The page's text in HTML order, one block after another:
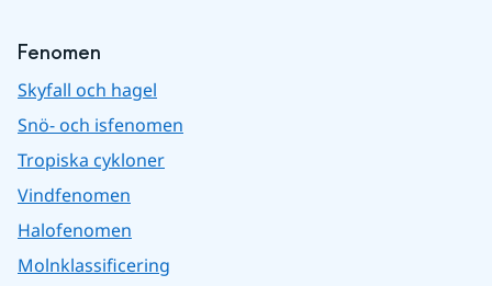
Fenomen
Skyfall och hagel
Snö- och isfenomen
Tropiska cykloner
Vindfenomen
Halofenomen
Molnklassificering